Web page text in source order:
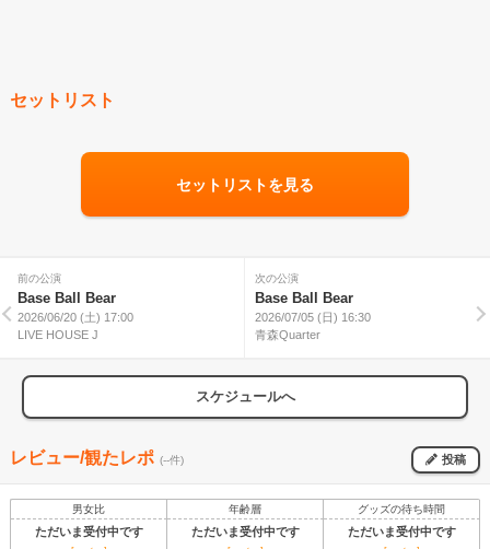
セットリスト
セットリストを見る
前の公演
Base Ball Bear
2026/06/20 (土) 17:00
LIVE HOUSE J
次の公演
Base Ball Bear
2026/07/05 (日) 16:30
青森Quarter
スケジュールへ
レビュー/観たレポ (--件) 投稿
男女比 年齢層 グッズの待ち時間
ただいま受付中です ただいま受付中です ただいま受付中です